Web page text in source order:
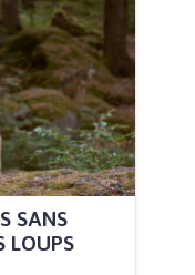
SANS
LOUPS